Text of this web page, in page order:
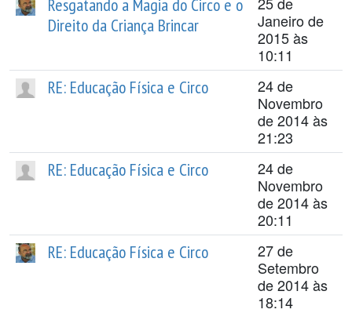
Resgatando a Magia do Circo e o
Direito da Criança Brincar
Janeiro de
2015 às
10:11
RE: Educação Física e Circo
24 de
Novembro
de 2014 às
21:23
RE: Educação Física e Circo
24 de
Novembro
de 2014 às
20:11
RE: Educação Física e Circo
27 de
Setembro
de 2014 às
18:14